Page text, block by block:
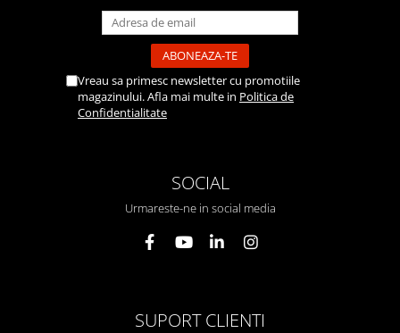
Vreau sa primesc newsletter cu promotiile
magazinului. Afla mai multe in Politica de
Confidentialitate
SOCIAL
Urmareste-ne in social media
SUPORT CLIENTI